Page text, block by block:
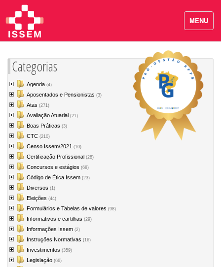
Categorias
Agenda (4)
Aposentados e Pensionistas (3)
Atas (271)
Avaliação Atuarial (21)
Boas Práticas (3)
CTC (210)
Censo Issem/2021 (10)
Certificação Profissional (28)
Concursos e estágios (68)
Código de Ética Issem (23)
Diversos (1)
Eleições (44)
Formulários e Tabelas de valores (98)
Informativos e cartilhas (29)
Informações Issem (2)
Instruções Normativas (16)
Investimentos (359)
Legislação (66)
MENU